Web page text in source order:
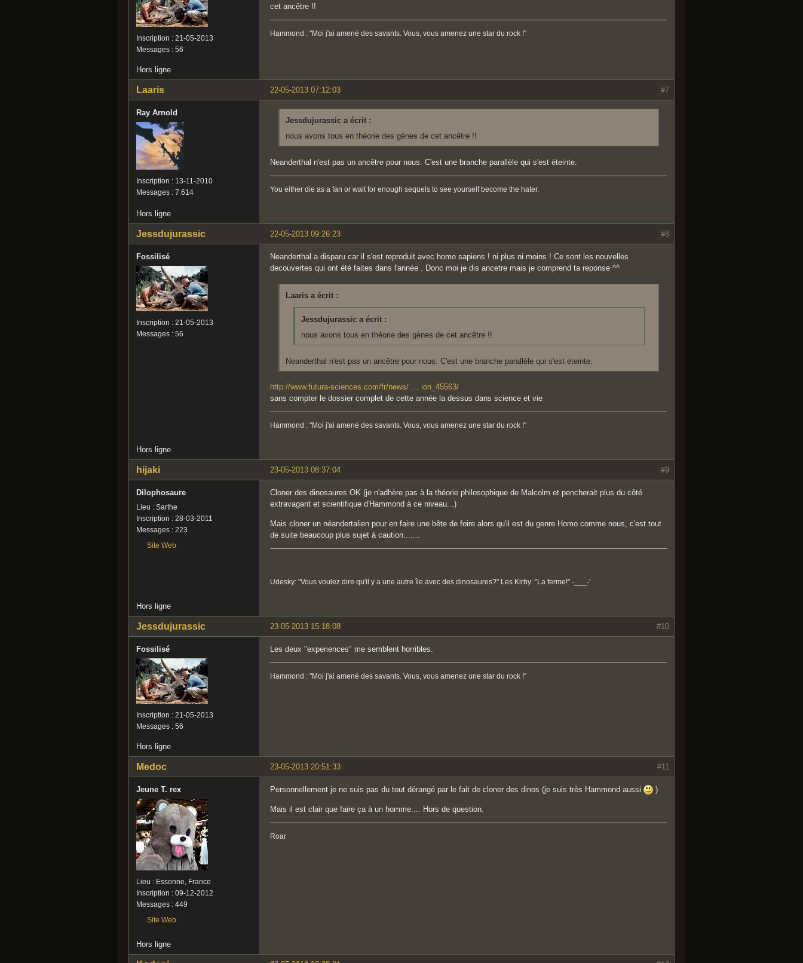
Inscription : 21-05-2013
Messages : 56
cet ancêtre !!
Hammond : "Moi j'ai amené des savants. Vous, vous amenez une star du rock !"
Hors ligne
#7
22-05-2013 07:12:03
Laaris
Ray Arnold
Inscription : 13-11-2010
Messages : 7 614
Jessdujurassic a écrit :
nous avons tous en théorie des gènes de cet ancêtre !!
Neanderthal n'est pas un ancêtre pour nous. C'est une branche parallèle qui s'est éteinte.
You either die as a fan or wait for enough sequels to see yourself become the hater.
Hors ligne
#8
22-05-2013 09:26:23
Jessdujurassic
Fossilisé
Inscription : 21-05-2013
Messages : 56
Neanderthal a disparu car il s'est reproduit avec homo sapiens ! ni plus ni moins ! Ce sont les nouvelles
decouvertes qui ont été faites dans l'année . Donc moi je dis ancetre mais je comprend ta reponse ^^
Laaris a écrit :
Jessdujurassic a écrit :
nous avons tous en théorie des gènes de cet ancêtre !!
Neanderthal n'est pas un ancêtre pour nous. C'est une branche parallèle qui s'est éteinte.
http://www.futura-sciences.com/fr/news/ … ion_45563/
sans compter le dossier complet de cette année la dessus dans science et vie
Hammond : "Moi j'ai amené des savants. Vous, vous amenez une star du rock !"
Hors ligne
#9
23-05-2013 08:37:04
hijaki
Dilophosaure
Lieu : Sarthe
Inscription : 28-03-2011
Messages : 223
Site Web
Cloner des dinosaures OK (je n'adhère pas à la théorie philosophique de Malcolm et pencherait plus du côté
extravagant et scientifique d'Hammond à ce niveau...)
Mais cloner un néandertalien pour en faire une bête de foire alors qu'il est du genre Homo comme nous, c'est tout
de suite beaucoup plus sujet à caution.......
Udesky: "Vous voulez dire qu'il y a une autre île avec des dinosaures?" Les Kirby: "La ferme!" -___-'
Hors ligne
#10
23-05-2013 15:18:08
Jessdujurassic
Fossilisé
Inscription : 21-05-2013
Messages : 56
Les deux "experiences" me semblent horribles.
Hammond : "Moi j'ai amené des savants. Vous, vous amenez une star du rock !"
Hors ligne
#11
23-05-2013 20:51:33
Medoc
Jeune T. rex
Lieu : Essonne, France
Inscription : 09-12-2012
Messages : 449
Site Web
Personnellement je ne suis pas du tout dérangé par le fait de cloner des dinos (je suis très Hammond aussi )
Mais il est clair que faire ça à un homme.... Hors de question.
Roar
Hors ligne